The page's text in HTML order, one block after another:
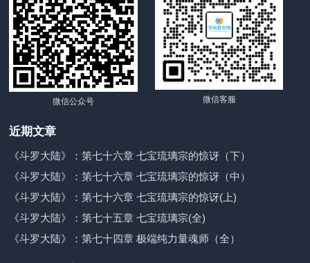
微信公众号 微信客服
近期文章
《斗罗大陆》：第七十六章 七宝琉璃宗的惊讶（下）
《斗罗大陆》：第七十六章 七宝琉璃宗的惊讶（中）
《斗罗大陆》：第七十六章 七宝琉璃宗的惊讶(上)
《斗罗大陆》：第七十五章 七宝琉璃宗(全)
《斗罗大陆》：第七十四章 极端纯力量魂师（全）